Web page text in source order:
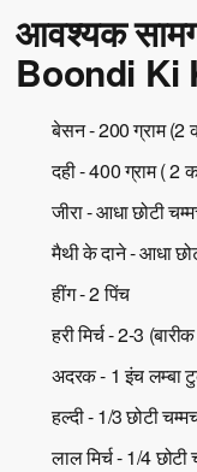
आवश्यक
Boondi Ki
बेसन - 200 ग्राम (2
दही - 400 ग्राम ( 2
जीरा - आधा छोटी
मैथी के दाने - आधा
हींग - 2 पिंच
हरी मिर्च - 2-3
अदरक - 1 इंच लम्बा
हल्दी - 1/3 छोटी
लाल मिर्च - 1/4